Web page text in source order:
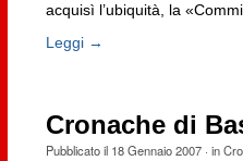
acquisì l’ubiquità, la
Leggi →
Cronache di
Pubblicato il 18 Gennaio 2007· in